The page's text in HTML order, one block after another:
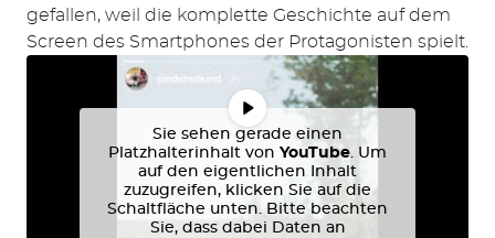
gefallen, weil die komplette Geschichte auf dem
Screen des Smartphones der Protagonisten spielt.
Sie sehen gerade einen
Platzhalterinhalt von YouTube. Um
auf den eigentlichen Inhalt
zuzugreifen, klicken Sie auf die
Schaltfläche unten. Bitte beachten
Sie, dass dabei Daten an